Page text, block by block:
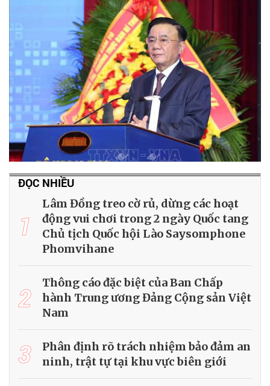
ĐỌC NHIỀU
1
Lâm Đồng treo cờ rủ, dừng các hoạt
động vui chơi trong 2 ngày Quốc tang
Chủ tịch Quốc hội Lào Saysomphone
Phomvihane
2
Thông cáo đặc biệt của Ban Chấp
hành Trung ương Đảng Cộng sản Việt
Nam
3
Phân định rõ trách nhiệm bảo đảm an
ninh, trật tự tại khu vực biên giới